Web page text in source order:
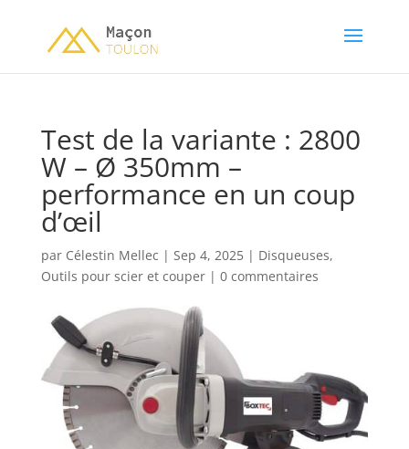
Test de la variante : 2800
W – Ø 350mm –
performance en un coup
d’œil
par Célestin Mellec | Sep 4, 2025| Disqueuses,
Outils pour scier et couper| 0 commentaires